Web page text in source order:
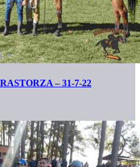
– 31-7-22